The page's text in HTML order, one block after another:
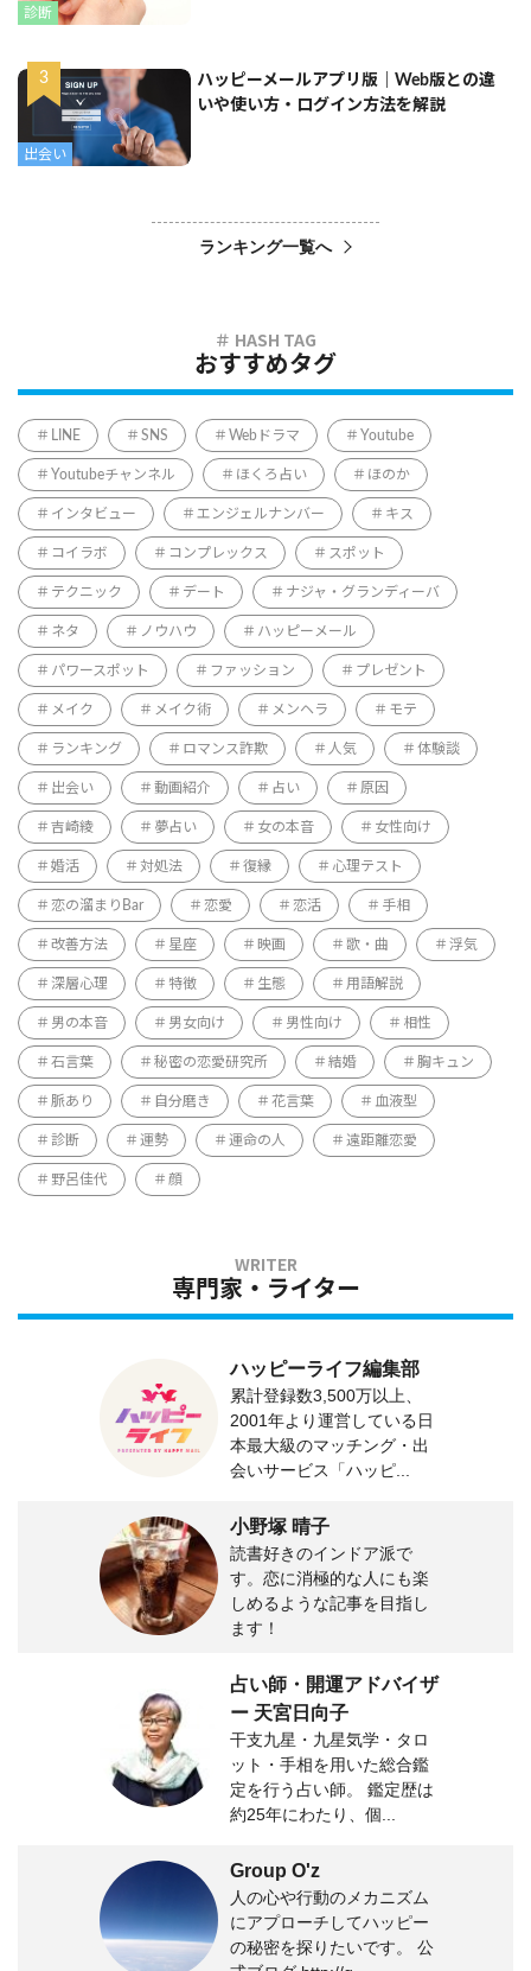
診断
出会い
ハッピーメールアプリ版｜Web版との違
いや使い方・ログイン方法を解説
ランキング一覧へ
おすすめタグ
LINE SNS Webドラマ Youtube
Youtubeチャンネル ほくろ占い ほのか
インタビュー エンジェルナンバー キス
コイラボ コンプレックス スポット
テクニック デート ナジャ・グランディーバ
ネタ ノウハウ ハッピーメール
パワースポット ファッション プレゼント
メイク メイク術 メンヘラ モテ
ランキング ロマンス詐欺 人気 体験談
出会い 動画紹介 占い 原因
吉崎綾 夢占い 女の本音 女性向け
婚活 対処法 復縁 心理テスト
恋の溜まりBar 恋愛 恋活 手相
改善方法 星座 映画 歌・曲 浮気
深層心理 特徴 生態 用語解説
男の本音 男女向け 男性向け 相性
石言葉 秘密の恋愛研究所 結婚 胸キュン
脈あり 自分磨き 花言葉 血液型
診断 運勢 運命の人 遠距離恋愛
野呂佳代 顔
専門家・ライター
ハッピーライフ編集部
累計登録数3,500万以上、
2001年より運営している日
本最大級のマッチング・出
会いサービス「ハッピ...
小野塚 晴子
読書好きのインドア派で
す。恋に消極的な人にも楽
しめるような記事を目指し
ます！
占い師・開運アドバイザ
ー 天宮日向子
干支九星・九星気学・タロ
ット・手相を用いた総合鑑
定を行う占い師。 鑑定歴は
約25年にわたり、個...
Group O'z
人の心や行動のメカニズム
にアプローチしてハッピー
の秘密を探りたいです。 公